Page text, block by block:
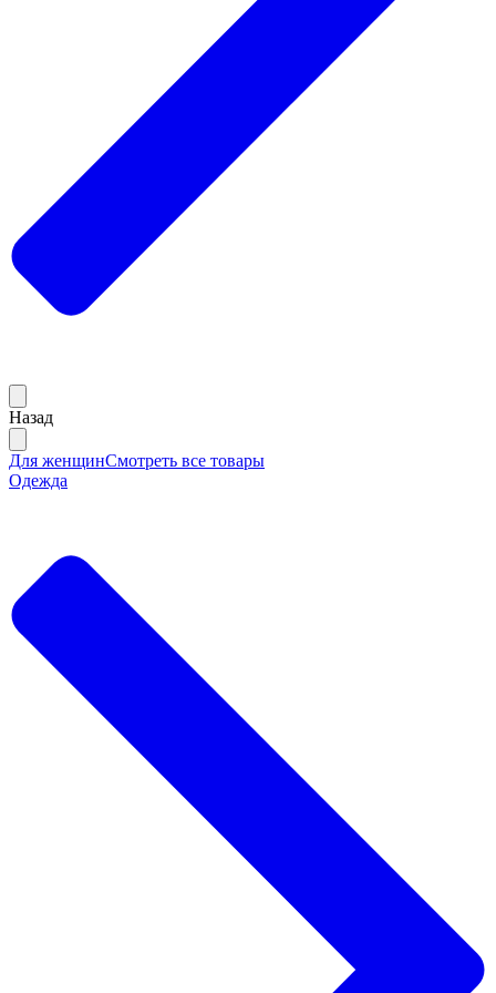
Назад
Для женщинСмотреть все товары
Одежда